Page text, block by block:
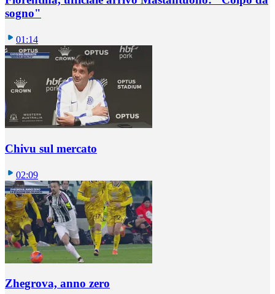
sogno"
01:14
Chivu sul mercato
02:09
Zhegrova, anno zero